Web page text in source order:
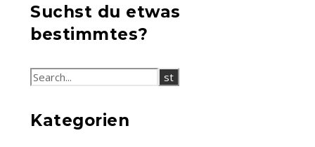
Suchst du etwas
bestimmtes?
Kategorien